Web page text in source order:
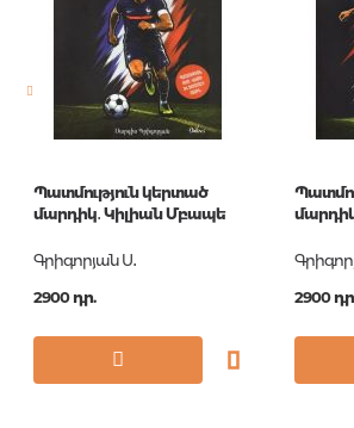
Էջերի քանակ
Շարք
ISBN
Պատմություն կերտած
մարդիկ․ Կիլիան Մբապե
Գրիգորյան Ս․
2900 դր.
2900